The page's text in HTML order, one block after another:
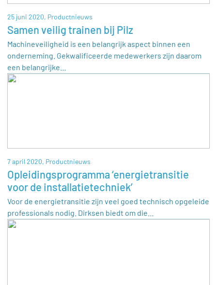
25 juni 2020, Productnieuws
Samen veilig trainen bij Pilz
Machineveiligheid is een belangrijk aspect binnen een
onderneming. Gekwalificeerde medewerkers zijn daarom
een belangrijke…
7 april 2020, Productnieuws
Opleidingsprogramma ‘energietransitie
voor de installatietechniek’
Voor de energietransitie zijn veel goed technisch opgeleide
professionals nodig. Dirksen biedt om die…